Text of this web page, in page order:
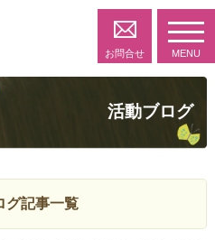
お問合せ MENU
活動ブログ
グ記事一覧